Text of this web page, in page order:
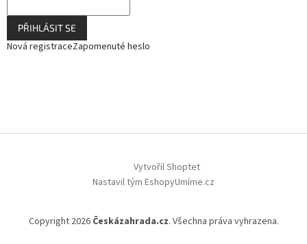
PŘIHLÁSIT SE
Nová registraceZapomenuté heslo
Vytvořil Shoptet
Nastavil tým EshopyUmíme.cz
Copyright 2026 Českázahrada.cz. Všechna práva vyhrazena.